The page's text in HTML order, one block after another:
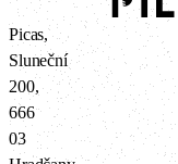
Picas,
Sluneční
200,
666
03